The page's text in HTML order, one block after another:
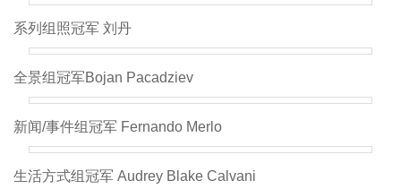
系列组照冠军 刘丹
全景组冠军Bojan Pacadziev
新闻/事件组冠军 Fernando Merlo
生活方式组冠军 Audrey Blake Calvani